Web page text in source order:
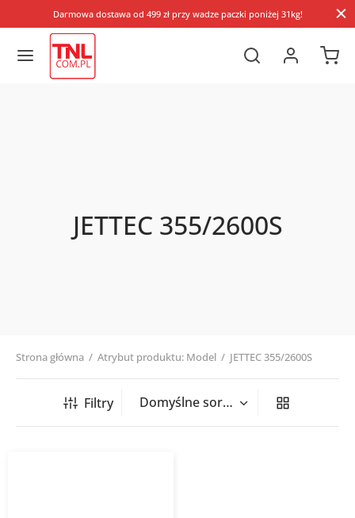
Darmowa dostawa od 499 zł przy wadze paczki poniżej 31kg!
JETTEC 355/2600S
Strona główna / Atrybut produktu: Model / JETTEC 355/2600S
Filtry